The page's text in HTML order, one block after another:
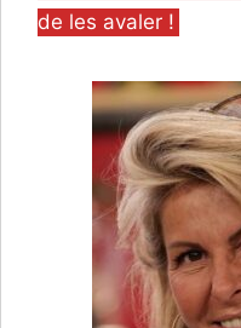
de les avaler !